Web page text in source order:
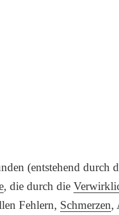
(entstehend durch
, die durch die
Fehlern, Schmerzen,